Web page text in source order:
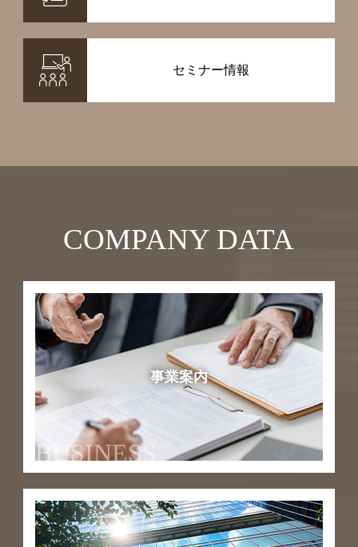
セミナー情報
COMPANY DATA
事業案内
BUSINESS